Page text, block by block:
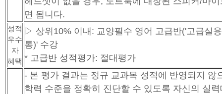
면 됩니다.
성적
우수
자
혜택
▷ 상위10% 이내: 교양필수 영어 고급반('고급실
통)' 수강
* 고급반 성적평가: 절대평가
- 본 평가 결과는 정규 교과목 성적에 반영되지 않
학력 수준을 정확히 진단할 수 있도록 자신의 실